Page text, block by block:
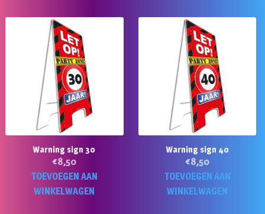
Warning sign 30
€8,50
TOEVOEGEN AAN
WINKELWAGEN
Warning sign 40
€8,50
TOEVOEGEN AAN
WINKELWAGEN